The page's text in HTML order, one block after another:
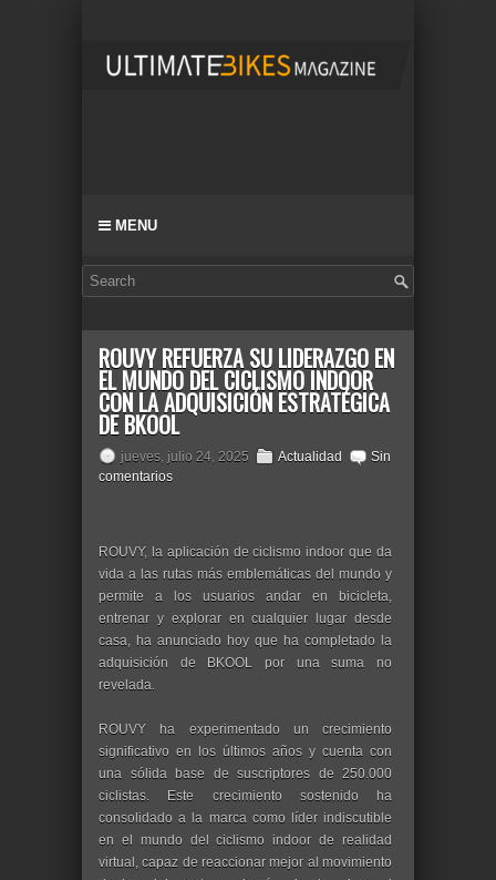
MENU
ROUVY REFUERZA SU LIDERAZGO EN
EL MUNDO DEL CICLISMO INDOOR
CON LA ADQUISICIÓN ESTRATÉGICA
DE BKOOL
jueves, julio 24, 2025 Actualidad
Sin
comentarios
ROUVY, la aplicación de ciclismo indoor que da
vida a las rutas más emblemáticas del mundo y
permite a los usuarios andar en bicicleta,
entrenar y explorar en cualquier lugar desde
casa, ha anunciado hoy que ha completado la
adquisición de BKOOL por una suma no
revelada.
ROUVY ha experimentado un crecimiento
significativo en los últimos años y cuenta con
una sólida base de suscriptores de 250.000
ciclistas. Este crecimiento sostenido ha
consolidado a la marca como líder indiscutible
en el mundo del ciclismo indoor de realidad
virtual, capaz de reaccionar mejor al movimiento